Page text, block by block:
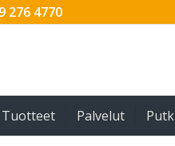
276 4770
Tuotteet Palvelut